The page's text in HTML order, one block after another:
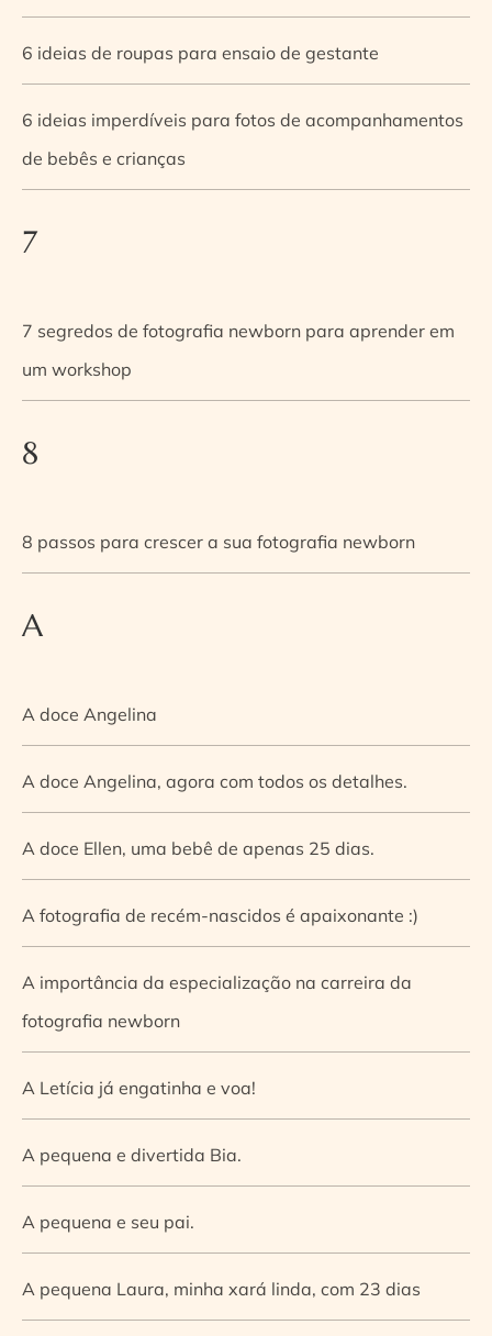
6 ideias de roupas para ensaio de gestante
6 ideias imperdíveis para fotos de acompanhamentos
de bebês e crianças
7
7 segredos de fotografia newborn para aprender em
um workshop
8
8 passos para crescer a sua fotografia newborn
A
A doce Angelina
A doce Angelina, agora com todos os detalhes.
A doce Ellen, uma bebê de apenas 25 dias.
A fotografia de recém-nascidos é apaixonante :)
A importância da especialização na carreira da
fotografia newborn
A Letícia já engatinha e voa!
A pequena e divertida Bia.
A pequena e seu pai.
A pequena Laura, minha xará linda, com 23 dias